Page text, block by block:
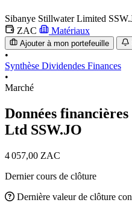
Sibanye Stillwater Limited
ZAC
Matériaux
Ajouter à mon portefeuille
•
Synthèse Dividendes Finances
•
Marché
Données
Ltd SSW.JO
4 057,00 ZAC
Dernier cours de clôture
Dernière valeur de clôture